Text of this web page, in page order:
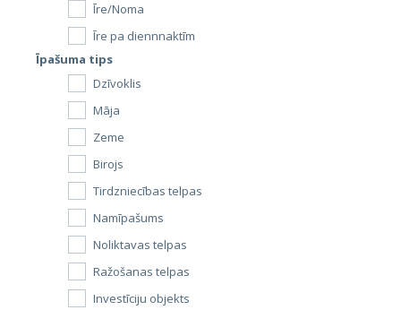
Īre/Noma
Īre pa diennnaktīm
Īpašuma tips
Dzīvoklis
Māja
Zeme
Birojs
Tirdzniecības telpas
Namīpašums
Noliktavas telpas
Ražošanas telpas
Investīciju objekts